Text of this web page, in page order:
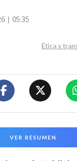
| 05:35
Ética y
VER RESUMEN